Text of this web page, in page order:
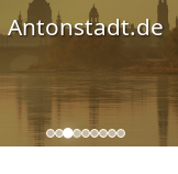
Antonstadt.de